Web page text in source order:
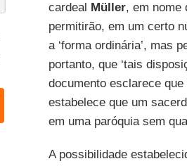
cardeal Müller, em nome
permitirão, em um certo
a ‘forma ordinária’, mas
portanto, que ‘tais
documento esclarece
estabelece que um
em uma paróquia sem
A possibilidade